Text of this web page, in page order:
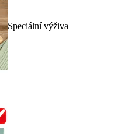
Speciální výživa